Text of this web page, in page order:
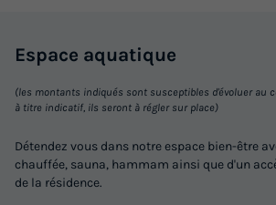
Espace aquatique
(les montants indiqués sont susceptibles d'évoluer au
à titre indicatif, ils seront à régler sur place)
Détendez vous dans notre espace bien-être
chauffée, sauna, hammam ainsi que d'un
de la résidence.